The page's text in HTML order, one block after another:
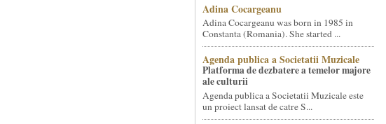
Adina Cocargeanu
Adina Cocargeanu was born in 1985 in
Constanta (Romania). She started ...
Agenda publica a Societatii Muzicale
Platforma de dezbatere a temelor majore
ale culturii
Agenda publica a Societatii Muzicale este
un proiect lansat de catre S...